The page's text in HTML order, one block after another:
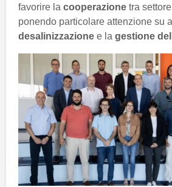
favorire la cooperazione tra
ponendo particolare attenzione su
desalinizzazione e la gestione